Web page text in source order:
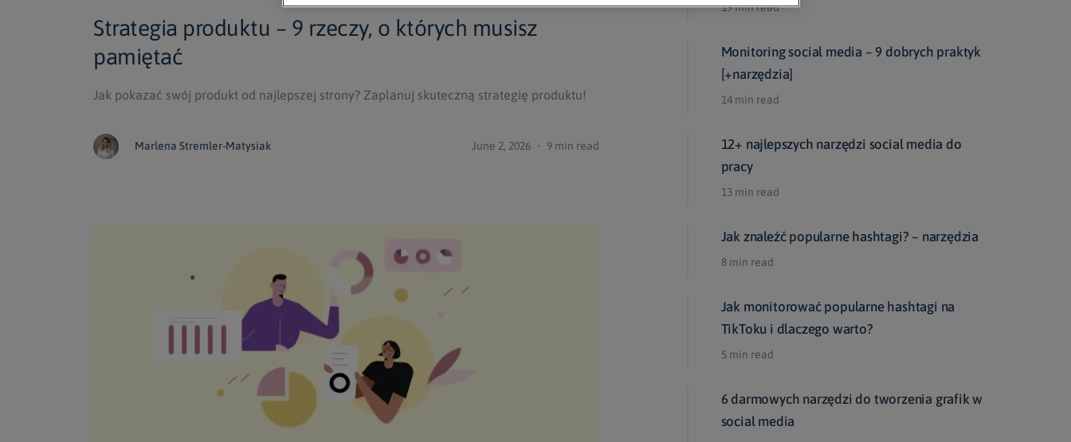
Strategia produktu – 9 rzeczy, o których musisz
pamiętać
Jak pokazać swój produkt od najlepszej strony? Zaplanuj skuteczną strategię produktu!
Marlena Stremler-Matysiak June 2, 2026 ・ 9 min read
19 min read
Monitoring social media – 9 dobrych praktyk
[+narzędzia]
14 min read
12+ najlepszych narzędzi social media do
pracy
13 min read
Jak znaleźć popularne hashtagi? – narzędzia
8 min read
Jak monitorować popularne hashtagi na
TikToku i dlaczego warto?
5 min read
6 darmowych narzędzi do tworzenia grafik w
social media